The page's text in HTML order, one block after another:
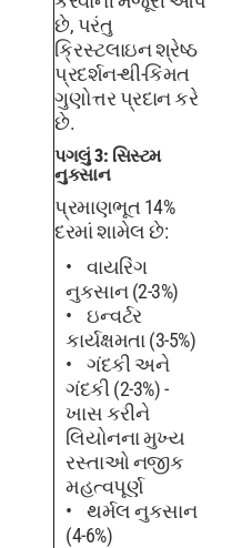
છે, પરંતુ
ક્રિસ્ટલાઇન શ્રેષ્ઠ
પ્રદર્શન-થી-કિંમત
ગુણોત્તર પ્રદાન કરે
છે.
પગલું 3: સિસ્ટમ
નુકસાન
પ્રમાણભૂત 14%
દરમાં શામેલ છે:
વાયરિંગ
નુકસાન (2-3%)
ઇન્વર્ટર
કાર્યક્ષમતા (3-5%)
ગંદકી અને
ગંદકી (2-3%) -
ખાસ કરીને
લિયોનના મુખ્ય
રસ્તાઓ નજીક
મહત્વપૂર્ણ
થર્મલ નુકસાન
(4-6%)